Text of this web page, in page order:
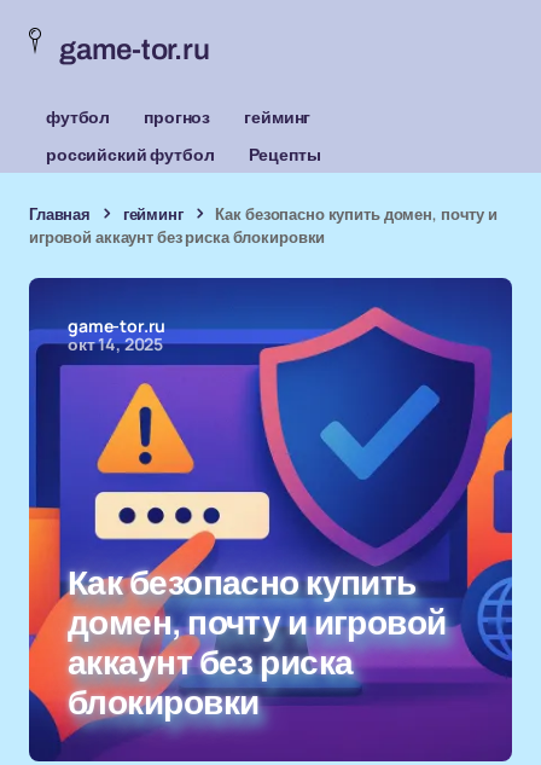
game-tor.ru
футбол прогноз
гейминг
российский футбол
Рецепты
Главная гейминг
Как безопасно купить домен, почту и
игровой аккаунт без риска блокировки
game-tor.ru
окт 14, 2025
Как безопасно купить
домен, почту и игровой
аккаунт без риска
блокировки